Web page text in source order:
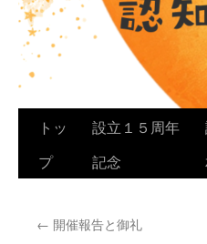
ン
ン
トッ
プ
設立１５周年
記念
← 開催報告と御礼